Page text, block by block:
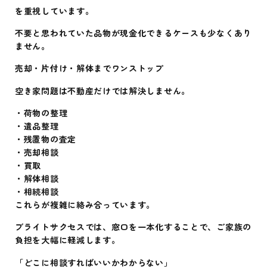
を重視しています。
不要と思われていた品物が現金化できるケースも少なくあり
ません。
売却・片付け・解体までワンストップ
空き家問題は不動産だけでは解決しません。
・荷物の整理
・遺品整理
・残置物の査定
・売却相談
・買取
・解体相談
・相続相談
これらが複雑に絡み合っています。
ブライトサクセスでは、窓口を一本化することで、ご家族の
負担を大幅に軽減します。
「どこに相談すればいいかわからない」